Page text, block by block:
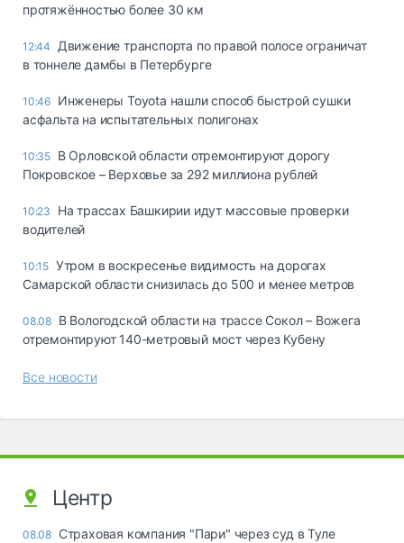
протяжённостью более 30 км
12:44
Движение транспорта по правой полосе ограничат
в тоннеле дамбы в Петербурге
10:46 Инженеры Toyota нашли способ быстрой сушки
асфальта на испытательных полигонах
10:35 В Орловской области отремонтируют дорогу
Покровское – Верховье за 292 миллиона рублей
10:23
На трассах Башкирии идут массовые проверки
водителей
10:15 Утром в воскресенье видимость на дорогах
Самарской области снизилась до 500 и менее метров
08.08 В Вологодской области на трассе Сокол – Вожега
отремонтируют 140-метровый мост через Кубену
Все новости
Центр
08.08 Страховая компания "Пари" через суд в Туле